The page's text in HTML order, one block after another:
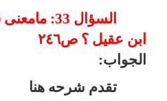
السؤال 33:
ابن عقيل ؟ ص٢٤٦
الجواب:
تقدم شرحه هنا